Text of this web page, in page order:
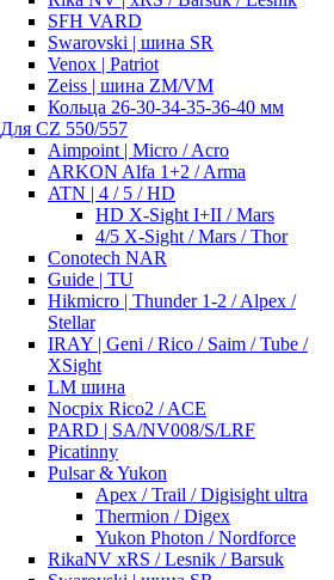
SFH VARD
Swarovski | шина SR
Venox | Patriot
Zeiss | шина ZM/VM
Кольца 26-30-34-35-36-40 мм
Для CZ 550/557
Aimpoint | Micro / Acro
ARKON Alfa 1+2 / Arma
ATN | 4 / 5 / HD
HD X-Sight I+II / Mars
4/5 X-Sight / Mars / Thor
Conotech NAR
Guide | TU
Hikmicro | Thunder 1-2 / Alpex /
Stellar
IRAY | Geni / Rico / Saim / Tube /
XSight
LM шина
Nocpix Rico2 / ACE
PARD | SA/NV008/S/LRF
Picatinny
Pulsar & Yukon
Apex / Trail / Digisight ultra
Thermion / Digex
Yukon Photon / Nordforce
RikaNV xRS / Lesnik / Barsuk